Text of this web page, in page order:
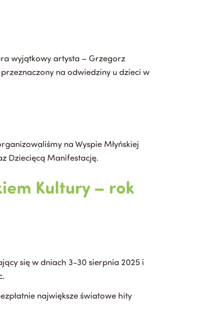
wyjątkowy artysta – Grzegorz
na odwiedziny u dzieci w
na Wyspie Młyńskiej
Dziecięcą Manifestację.
Kultury – rok
się w dniach 3-30 sierpnia 2025 i
największe światowe hity